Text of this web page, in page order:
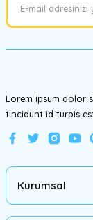
Ürün bilgilerinde
Lorem ipsum dolor
tincidunt id turpis
Kurumsal